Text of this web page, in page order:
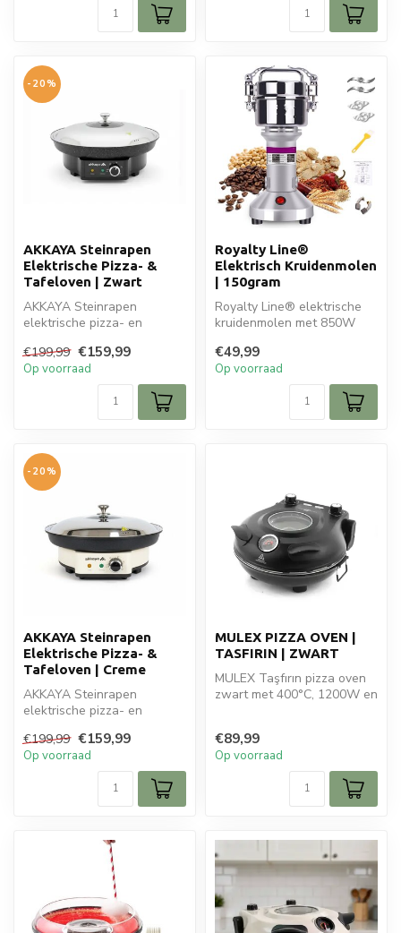
-20%
AKKAYA Steinrapen
Elektrische Pizza- &
Tafeloven | Zwart
AKKAYA Steinrapen
elektrische pizza- en
Perfect voor pi...
€199,99 €159,99
Op voorraad
Royalty Line®
Elektrisch Kruidenmolen
| 150gram
Royalty Line® elektrische
kruidenmolen met 850W
capaciteit. Voo...
€49,99
Op voorraad
-20%
AKKAYA Steinrapen
Elektrische Pizza- &
Tafeloven | Creme
AKKAYA Steinrapen
elektrische pizza- en
crème. Perfec...
€199,99 €159,99
Op voorraad
MULEX PIZZA OVEN |
TASFIRIN | ZWART
MULEX Taşfırın pizza oven
zwart met 400°C, 1200W en
€89,99
Op voorraad